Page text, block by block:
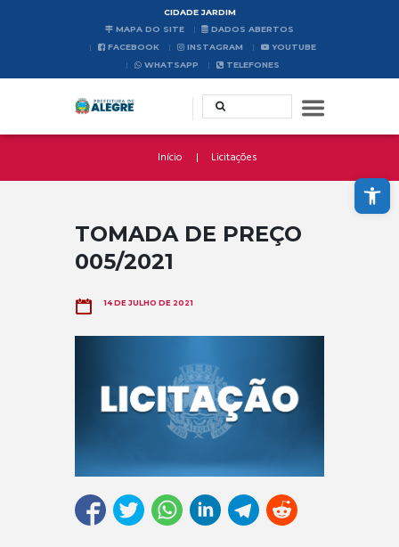
Abrir a barra de ferramentas
CIDADE JARDIM
MAPA DO SITE
DADOS ABERTOS
FACEBOOK
INSTAGRAM
YOUTUBE
WHATSAPP
TELEFONES
Início Licitações
TOMADA DE PREÇO
005/2021
14 DE JULHO DE 2021